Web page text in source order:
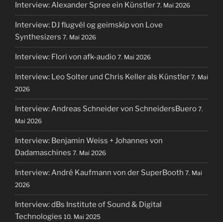
Interview: Alexander Spree ein Künstler 7. Mai 2026
Interview: DJ flugvél og geimskip von Love
Synthesizers 7. Mai 2026
Interview: Flori von afk-audio 7. Mai 2026
Interview: Leo Solter und Chris Keller als Künstler 7. Mai
2026
Interview: Andreas Schneider von SchneidersBuero 7.
Mai 2026
Interview: Benjamin Weiss + Johannes von
Dadamaschines 7. Mai 2026
Interview: André Kaufmann von der SuperBooth 7. Mai
2026
Interview: dBs Institute of Sound & Digital
Technologies 10. Mai 2025